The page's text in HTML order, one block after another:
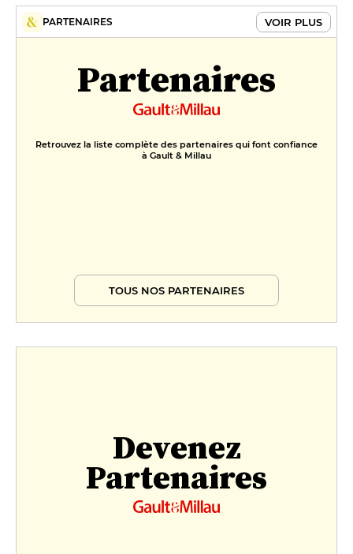
PARTENAIRES VOIR PLUS
Partenaires
Retrouvez la liste complète des partenaires qui font confiance
à Gault & Millau
TOUS NOS PARTENAIRES
Devenez
Partenaires